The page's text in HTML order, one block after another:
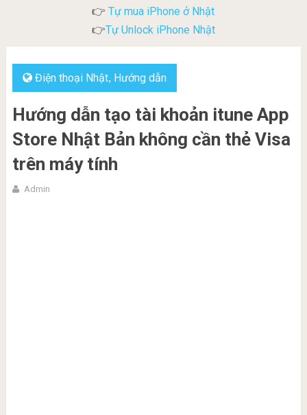
👉 Tự mua iPhone ở Nhật
👉Tự Unlock iPhone Nhật
Điện thoại Nhật, Hướng dẫn
Hướng dẫn tạo tài khoản itune App
Store Nhật Bản không cần thẻ Visa
trên máy tính
Admin